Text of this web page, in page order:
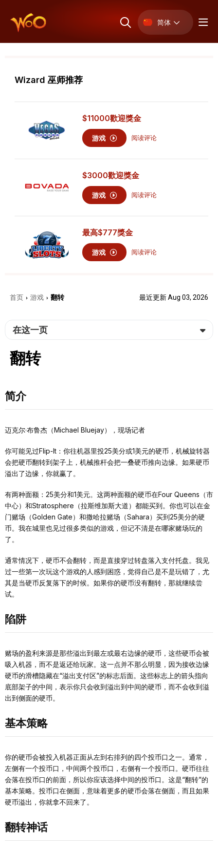
简体
Wizard 巫师推荐
$11000歡迎獎金
游戏 阅读评论
$3000歡迎獎金
游戏 阅读评论
最高$777獎金
游戏 阅读评论
首页 › 游戏 › 翻转 最近更新 Aug 03, 2026
在这一页
翻转
简介
迈克尔·布鲁杰（Michael Bluejay），现场记者
你可能见过Flip-It：你往机器里投25美分或1美元的硬币，机械旋转器
会把硬币翻转到架子上，机械推杆会把一叠硬币推向边缘。如果硬币
溢出了边缘，你就赢了。
有两种面额：25美分和1美元。这两种面额的硬币在Four Queens（市
中心）和Stratosphere（拉斯维加斯大道）都能买到。你也可以在金
门赌场（Golden Gate）和撒哈拉赌场（Sahara）买到25美分的硬
币。我在城里也见过很多类似的游戏，但记不清是在哪家赌场玩的
了。
通常情况下，硬币不会翻转，而是直接穿过转盘落入支付托盘。我见
过一些第一次玩这个游戏的人感到困惑，觉得自己是不是玩错了，尤
其是当硬币反复落下的时候。如果你的硬币没有翻转，那就继续尝
试。
陷阱
赌场的盈利来源是那些溢出到最左或最右边缘的硬币，这些硬币会被
吸入机器，而不是返还给玩家。这一点并不那么明显，因为接收边缘
硬币的滑槽隐藏在“溢出支付区”的标志后面。这些标志上的箭头指向
底部架子的中间，表示你只会收到溢出到中间的硬币，而不会收到溢
出到侧面的硬币。
基本策略
你的硬币会被投入机器正面从左到右排列的四个投币口之一。通常，
左侧有一个投币口，中间两个投币口，右侧有一个投币口。硬币往往
会落在投币口的前面，所以你应该选择中间的投币口。这是“翻转”的
基本策略。投币口在侧面，意味着更多的硬币会落在侧面，而且如果
硬币溢出，你就拿不回来了。
翻转神话